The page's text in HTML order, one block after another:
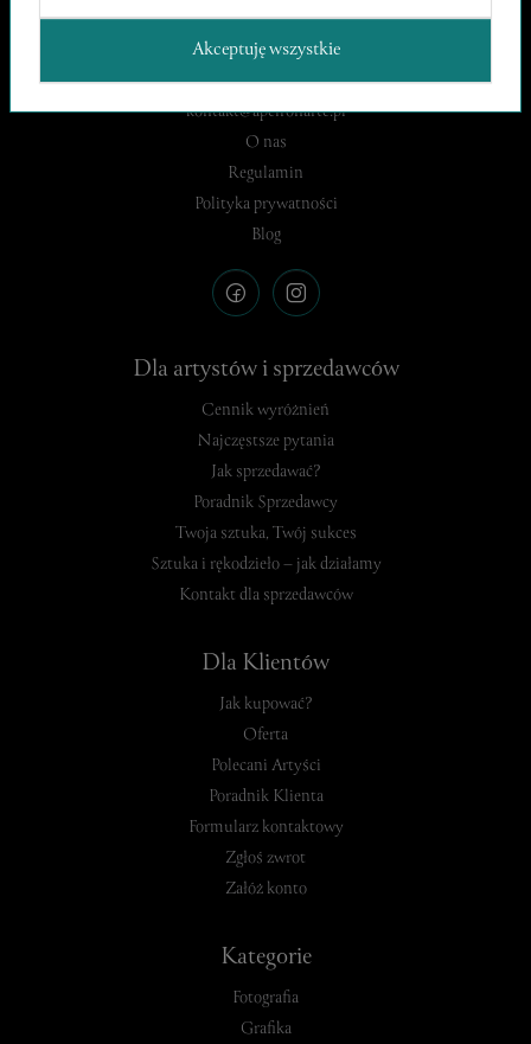
Apeiron Arte
kontakt@apeironarte.pl
O nas
Regulamin
Polityka prywatności
Blog
Dla artystów i sprzedawców
Cennik wyróżnień
Najczęstsze pytania
Jak sprzedawać?
Poradnik Sprzedawcy
Twoja sztuka, Twój sukces
Sztuka i rękodzieło – jak działamy
Kontakt dla sprzedawców
Dla Klientów
Jak kupować?
Oferta
Polecani Artyści
Poradnik Klienta
Formularz kontaktowy
Zgłoś zwrot
Załóż konto
Kategorie
Fotografia
Grafika
Akceptuję wszystkie